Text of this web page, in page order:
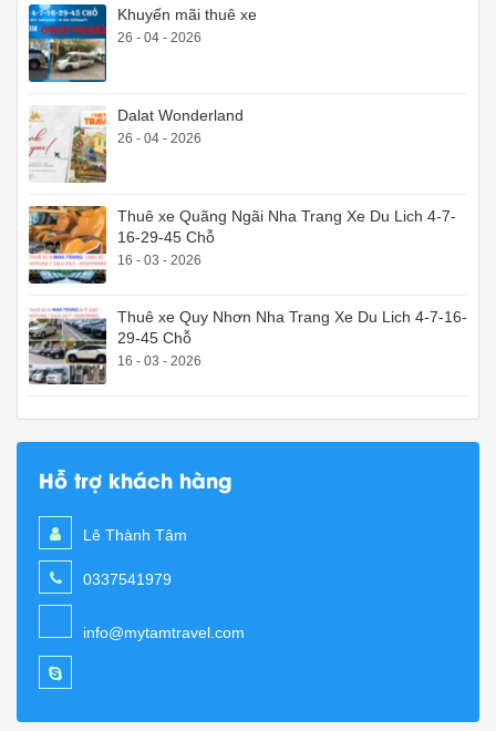
Khuyến mãi thuê xe
26 - 04 - 2026
Dalat Wonderland
26 - 04 - 2026
Thuê xe Quãng Ngãi Nha Trang Xe Du Lich 4-7-
16-29-45 Chỗ
16 - 03 - 2026
Thuê xe Quy Nhơn Nha Trang Xe Du Lich 4-7-16-
29-45 Chỗ
16 - 03 - 2026
Hỗ trợ khách hàng
Lê Thành Tâm
0337541979
info@mytamtravel.com